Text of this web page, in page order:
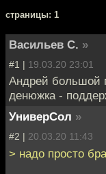
cтраницы: 1
Васильев С. »
#1 | 19.03.20 23:01
Андрей большой
денюжка -
УниверСол »
#2 | 20.03.20 11:43
> надо просто